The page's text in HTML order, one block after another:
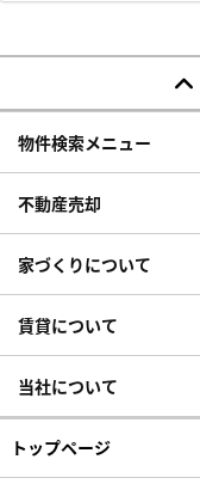
物件検索メニュー
不動産売却
家づくりについて
賃貸について
当社について
トップページ